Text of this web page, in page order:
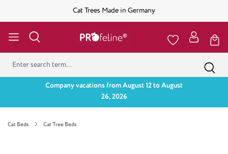
Cat Trees Made in Germany
Company vacations from August 12 to August
26, 2026
Cat Beds Cat Tree Beds